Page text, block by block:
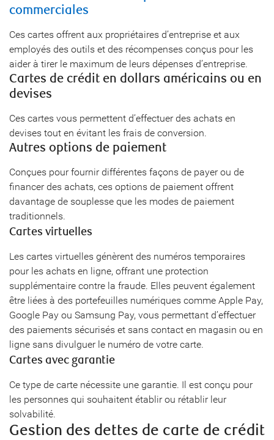
commerciales
Ces cartes offrent aux propriétaires d’entreprise et aux
employés des outils et des récompenses conçus pour les
aider à tirer le maximum de leurs dépenses d’entreprise.
Cartes de crédit en dollars américains ou en
devises
Ces cartes vous permettent d’effectuer des achats en
devises tout en évitant les frais de conversion.
Autres options de paiement
Conçues pour fournir différentes façons de payer ou de
financer des achats, ces options de paiement offrent
davantage de souplesse que les modes de paiement
traditionnels.
Cartes virtuelles
Les cartes virtuelles génèrent des numéros temporaires
pour les achats en ligne, offrant une protection
supplémentaire contre la fraude. Elles peuvent également
être liées à des portefeuilles numériques comme Apple Pay,
Google Pay ou Samsung Pay, vous permettant d’effectuer
des paiements sécurisés et sans contact en magasin ou en
ligne sans divulguer le numéro de votre carte.
Cartes avec garantie
Ce type de carte nécessite une garantie. Il est conçu pour
les personnes qui souhaitent établir ou rétablir leur
solvabilité.
Gestion des dettes de carte de crédit